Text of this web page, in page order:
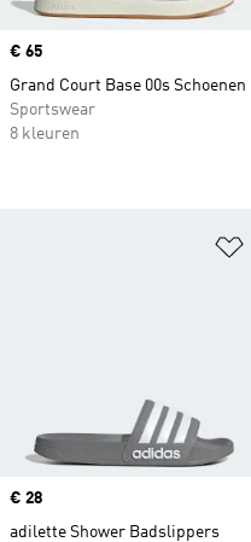
Price
€ 65
Grand Court Base 00s Schoenen
Sportswear
8 kleuren
Price
€ 28
adilette Shower Badslippers